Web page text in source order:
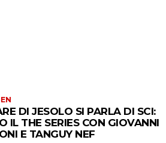
DI JESOLO SI PARLA DI SCI:
IL THE SERIES CON GIOVANNI
E TANGUY NEF